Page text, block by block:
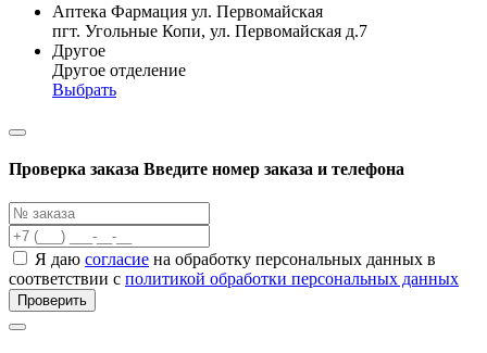
Аптека Фармация ул. Первомайская
пгт. Угольные Копи, ул. Первомайская д.7
Другое
Другое отделение
Выбрать
Проверка заказа Введите номер заказа и телефона
Я даю согласие на обработку персональных данных в
соответствии с политикой обработки персональных данных
Проверить